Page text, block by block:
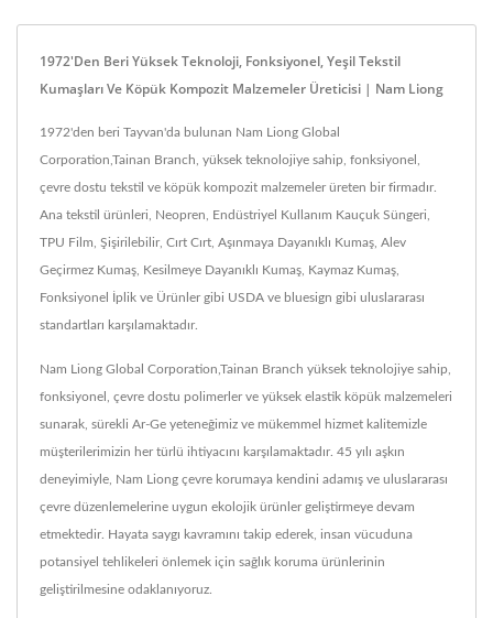
1972'den Beri Yüksek Teknoloji, Fonksiyonel, Yeşil Tekstil
Kumaşları Ve Köpük Kompozit Malzemeler Üreticisi | Nam Liong
1972'den beri Tayvan'da bulunan Nam Liong Global
Corporation,Tainan Branch, yüksek teknolojiye sahip, fonksiyonel,
çevre dostu tekstil ve köpük kompozit malzemeler üreten bir firmadır.
Ana tekstil ürünleri, Neopren, Endüstriyel Kullanım Kauçuk Süngeri,
TPU Film, Şişirilebilir, Cırt Cırt, Aşınmaya Dayanıklı Kumaş, Alev
Geçirmez Kumaş, Kesilmeye Dayanıklı Kumaş, Kaymaz Kumaş,
Fonksiyonel İplik ve Ürünler gibi USDA ve bluesign gibi uluslararası
standartları karşılamaktadır.
Nam Liong Global Corporation,Tainan Branch yüksek teknolojiye sahip,
fonksiyonel, çevre dostu polimerler ve yüksek elastik köpük malzemeleri
sunarak, sürekli Ar-Ge yeteneğimiz ve mükemmel hizmet kalitemizle
müşterilerimizin her türlü ihtiyacını karşılamaktadır. 45 yılı aşkın
deneyimiyle, Nam Liong çevre korumaya kendini adamış ve uluslararası
çevre düzenlemelerine uygun ekolojik ürünler geliştirmeye devam
etmektedir. Hayata saygı kavramını takip ederek, insan vücuduna
potansiyel tehlikeleri önlemek için sağlık koruma ürünlerinin
geliştirilmesine odaklanıyoruz.